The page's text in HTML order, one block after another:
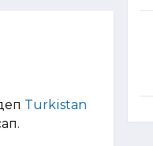
Turkistan